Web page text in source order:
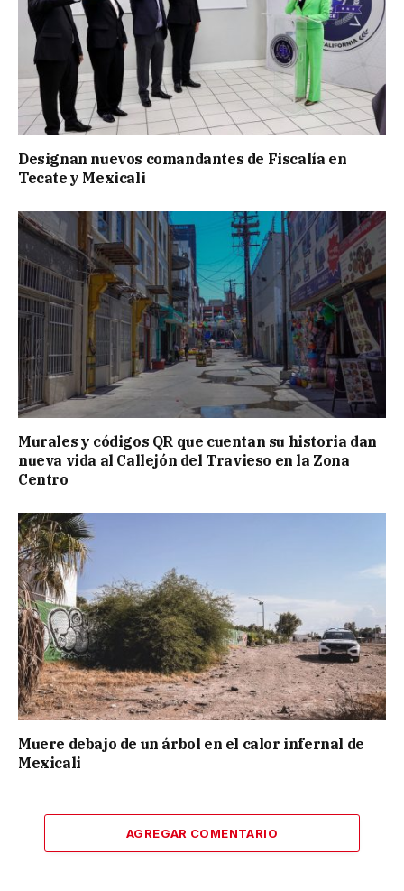
Designan nuevos comandantes de Fiscalía en
Tecate y Mexicali
Murales y códigos QR que cuentan su historia dan
nueva vida al Callejón del Travieso en la Zona
Centro
Muere debajo de un árbol en el calor infernal de
Mexicali
AGREGAR COMENTARIO